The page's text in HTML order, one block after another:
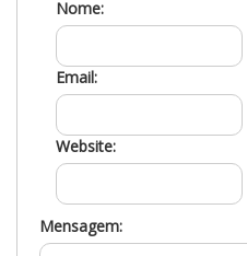
Nome:
Email:
Website:
Mensagem: